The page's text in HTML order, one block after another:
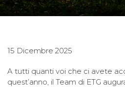
15 Dicembre 2025
A tutti quanti voi che ci avete
quest’anno, il Team di ETG